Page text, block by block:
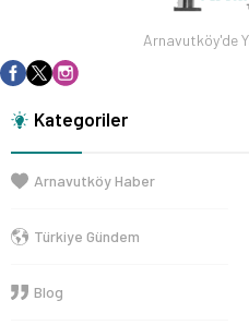
Arnavutköy'de
Kategoriler
Arnavutköy Haber
Türkiye Gündem
Blog